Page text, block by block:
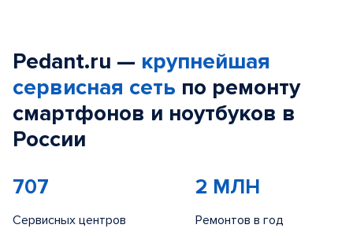
Pedant.ru — крупнейшая
сервисная сеть по ремонту
смартфонов и ноутбуков в
России
707
Сервисных центров
2 МЛН
Ремонтов в год